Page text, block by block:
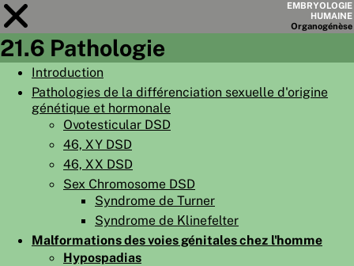
EMBRYOLOGIE
HUMAINE
Organogénèse
Module21
LISTE DES CHAPITRES
21.6 Pathologie
Introduction
Pathologies de la différenciation sexuelle d'origine
génétique et hormonale
Ovotesticular DSD
46, XY DSD
46, XX DSD
Sex Chromosome DSD
Syndrome de Turner
Syndrome de Klinefelter
Malformations des voies génitales chez l'homme
Hypospadias